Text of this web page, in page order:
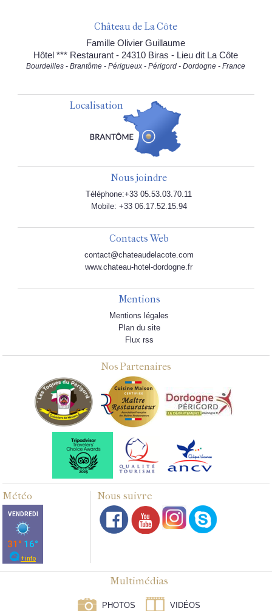
Château de La Côte
Famille Olivier Guillaume
Hôtel *** Restaurant - 24310 Biras - Lieu dit La Côte
Bourdeilles - Brantôme - Périgueux - Périgord - Dordogne - France
Localisation
Nous joindre
Téléphone:+33 05.53.03.70.11
Mobile: +33 06.17.52.15.94
Contacts Web
contact@chateaudelacote.com
www.chateau-hotel-dordogne.fr
Mentions
Mentions légales
Plan du site
Flux rss
Nos Partenaires
Météo Nous suivre
Multimédias
PHOTOS VIDÉOS